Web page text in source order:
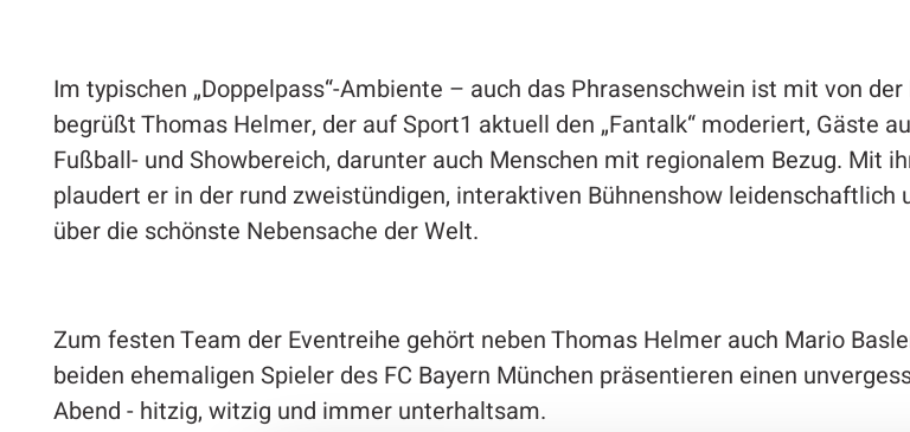
Im typischen „Doppelpass“-Ambiente – auch das Phrasenschwein ist mit von
begrüßt Thomas Helmer, der auf Sport1 aktuell den „Fantalk“ moderiert, Gäste
Fußball- und Showbereich, darunter auch Menschen mit regionalem Bezug. Mit
plaudert er in der rund zweistündigen, interaktiven Bühnenshow leidenschaftlich
über die schönste Nebensache der Welt.
Zum festen Team der Eventreihe gehört neben Thomas Helmer auch Mario
beiden ehemaligen Spieler des FC Bayern München präsentieren einen
Abend - hitzig, witzig und immer unterhaltsam.